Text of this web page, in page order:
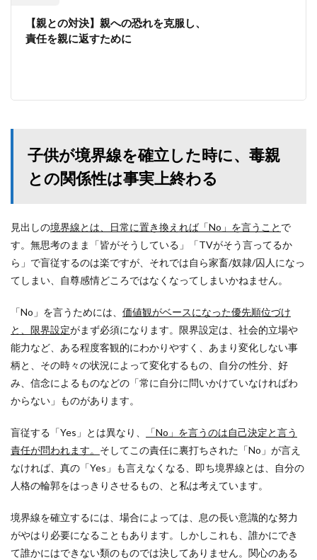
【親との対決】親への恐れを克服し、
責任を親に返すために
子供が境界線を確立した時に、毒親
との関係性は事実上終わる
見出しの境界線とは、日常に置き換えれば「No」を言うこと で
す。無思考のまま「皆がそうしている」「TVがそう言ってるか
ら」で盲従するのは楽ですが、それでは自ら家畜/奴隷/囚人になっ
てしまい、自尊感情どころではなくなってしまいかねません。
「No」を言うためには、 価値観がベースになった優先順位づけ
と、限界設定がまず必須になります。限界設定は、社会的立場や
能力など、ある程度客観的にわかりやすく、あまり変化しない事
柄と、その時々の状況によって変化するもの、自分の性分、好
み、信念によるものなどの「常に自分に問いかけていなければわ
からない」ものがあります。
盲従する「Yes」とは異なり、
「No」を言うのは自己決定と言う
責任が問われます。 そしてこの責任に裏打ちされた「No」が言え
なければ、真の「Yes」も言えなくなる、即ち境界線とは、自分の
人格の輪郭をはっきりさせるもの、と私は考えています。
境界線を確立するには、場合によっては、息の長い意識的な努力
がやはり必要になることもあります。しかしこれも、誰かにでき
て誰かにはできない類のものでは決してありません。関心のある